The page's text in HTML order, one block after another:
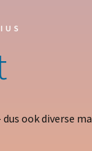
dus ook diverse